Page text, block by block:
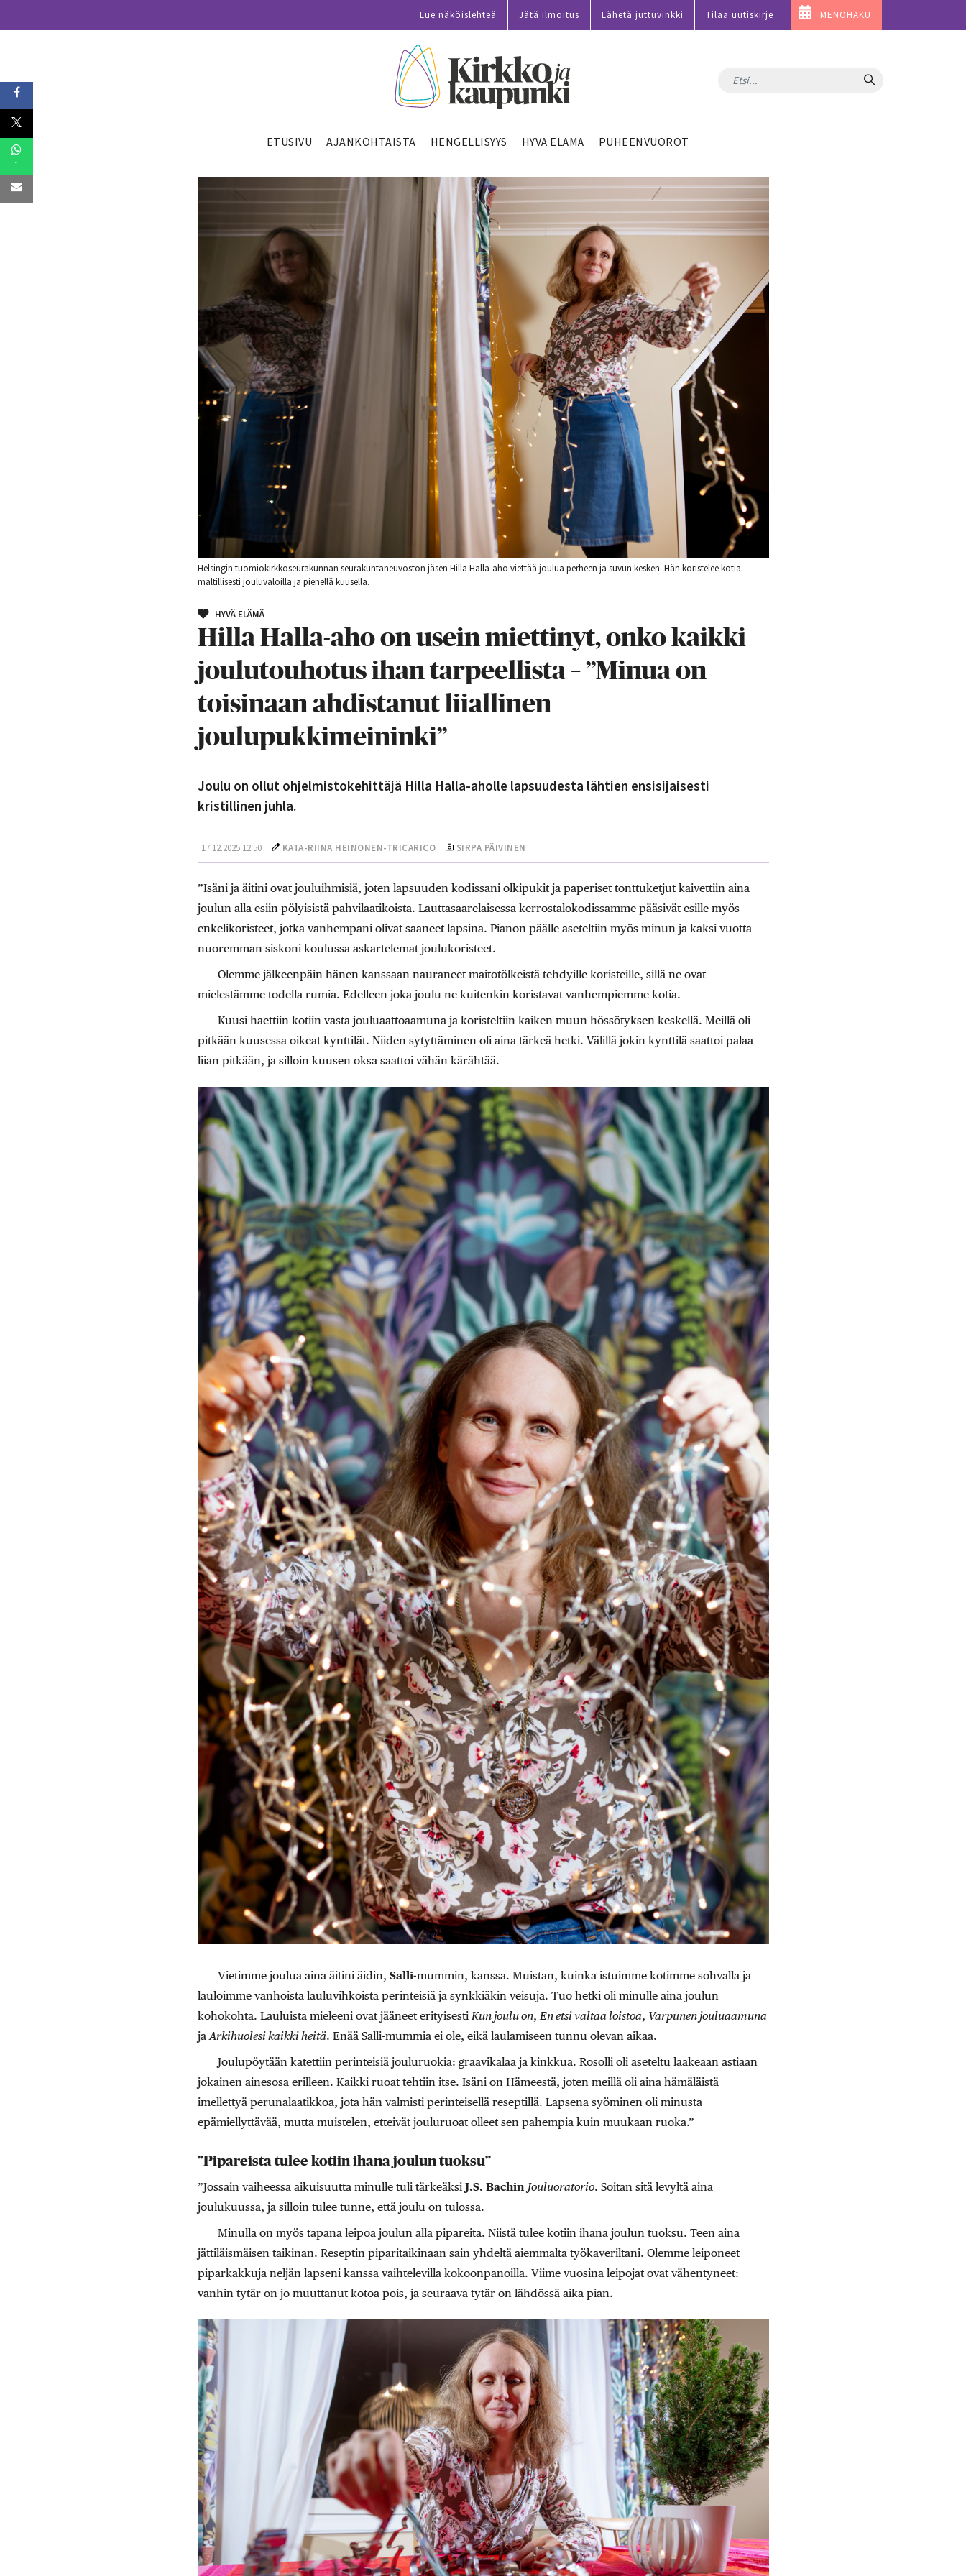
Lue näköislehteä Jätä ilmoitus Lähetä juttuvinkki Tilaa uutiskirje MENOHAKU
Hae
ETUSIVU AJANKOHTAISTA HENGELLISYYS HYVÄ ELÄMÄ PUHEENVUOROT
Helsingin tuomiokirkkoseurakunnan seurakuntaneuvoston jäsen Hilla Halla-aho viettää joulua perheen ja suvun kesken. Hän koristelee kotia
maltillisesti jouluvaloilla ja pienellä kuusella.
HYVÄ ELÄMÄ
Hilla Halla-aho on usein miettinyt, onko kaikki
joulutouhotus ihan tarpeellista – ”Minua on
toisinaan ahdistanut liiallinen
joulupukkimeininki”
Joulu on ollut ohjelmistokehittäjä Hilla Halla-aholle lapsuudesta lähtien ensisijaisesti
kristillinen juhla.
17.12.2025 12:50 KATA-RIINA HEINONEN-TRICARICO SIRPA PÄIVINEN
”Isäni ja äitini ovat jouluihmisiä, joten ­lapsuuden kodissani olkipukit ja paperiset tonttuketjut kaivettiin aina
joulun alla esiin pölyisistä pahvilaatikoista. Lauttasaarelaisessa kerrostalokodissamme pääsivät esille myös
enkelikoristeet, jotka vanhempani olivat saaneet lapsina. Pianon päälle aseteltiin myös minun ja kaksi vuotta
nuoremman siskoni koulussa askartelemat joulukoristeet.
Olemme jälkeenpäin hänen kanssaan nauraneet maitotölkeistä tehdyille koristeille, sillä ne ovat
mielestämme todella rumia. Edelleen joka joulu ne kuitenkin koristavat vanhempiemme kotia.
Kuusi haettiin kotiin vasta jouluaattoaamuna ja koristeltiin kaiken muun hössötyksen keskellä. Meillä oli
pitkään kuusessa oikeat kynttilät. Niiden sytyttäminen oli aina tärkeä hetki. Välillä jokin kynttilä saattoi palaa
liian pitkään, ja silloin kuusen oksa saattoi vähän kärähtää.
Vietimme joulua aina äitini äidin, Salli-mummin, kanssa. Muistan, kuinka istuimme ­kotimme sohvalla ja
lauloimme vanhoista laulu­vihkoista perinteisiä ja synkkiäkin veisuja. Tuo hetki oli minulle aina joulun
kohokohta. Lauluista mieleeni ovat jääneet erityisesti Kun joulu on, En ­etsi valtaa loistoa, Varpunen jouluaamuna
ja­Arkihuolesi kaikki heitä. Enää Salli-mummia ei ole, ­eikä laulamiseen tunnu olevan aikaa.
Joulupöytään katettiin perinteisiä jouluruokia: graavikalaa ja kinkkua. Rosolli oli aseteltu laakeaan astiaan
jokainen ainesosa erilleen. Kaikki ruoat tehtiin itse. Isäni on Hämeestä, joten meillä oli aina hämäläistä
imellettyä perunalaatikkoa, jota hän valmisti perinteisellä reseptillä. Lapsena syöminen oli minusta
epämiellyttävää, mutta muistelen, etteivät jouluruoat olleet sen pahempia kuin muukaan ruoka.”
”Pipareista tulee kotiin ihana joulun tuoksu”
”Jossain vaiheessa aikuisuutta minulle tuli tärkeäksi J.S. Bachin Jouluoratorio. Soitan sitä levyltä aina
joulukuussa, ja silloin tulee tunne, että joulu on tulossa.
Minulla on myös tapana leipoa joulun alla pipareita. Niistä tulee kotiin ihana joulun tuoksu. Teen aina
jättiläismäisen taikinan. Reseptin piparitaikinaan sain yhdeltä aiemmalta työkaveriltani. Olemme leiponeet
piparkakkuja neljän lapseni kanssa vaihtelevilla kokoonpanoilla. Viime vuosina leipojat ovat vähentyneet:
vanhin tytär on jo muuttanut kotoa pois, ja seuraava tytär on lähdössä aika pian.
1